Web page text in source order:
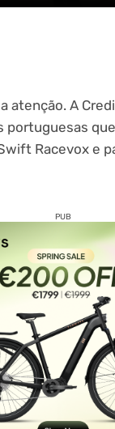
atenção. A
portuguesas
Racevox e
PUB